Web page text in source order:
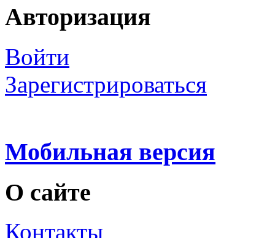
Авторизация
Войти
Зарегистрироваться
Мобильная версия
О сайте
Контакты